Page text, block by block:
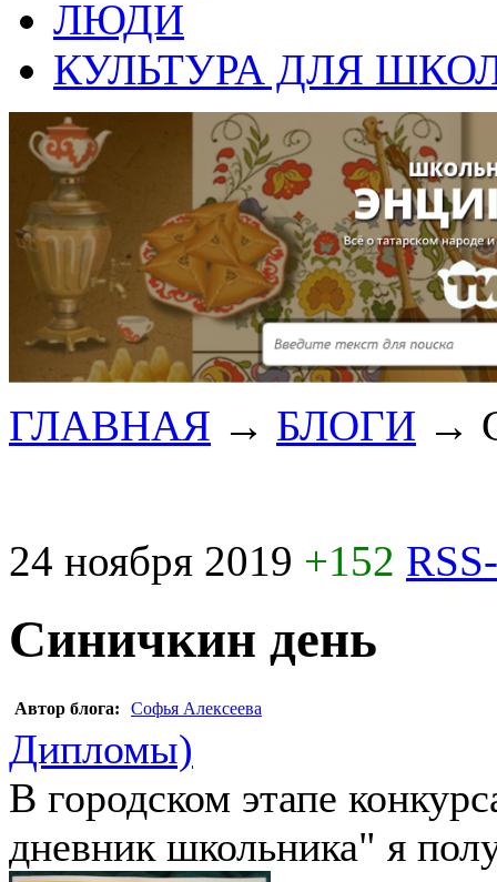
ЛЮДИ
КУЛЬТУРА ДЛЯ
ГЛАВНАЯ → БЛОГИ →
24 ноября 2019 +152
Синичкин день
Автор блога: Софья Алексеева
Дипломы)
В городском этапе
дневник школьника" я